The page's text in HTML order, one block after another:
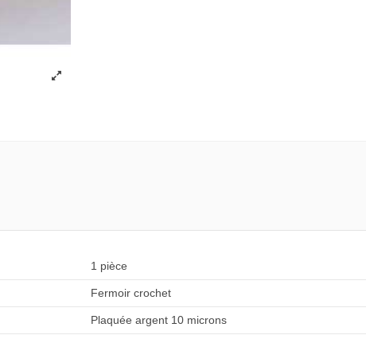
1 pièce
Fermoir crochet
Plaquée argent 10 microns